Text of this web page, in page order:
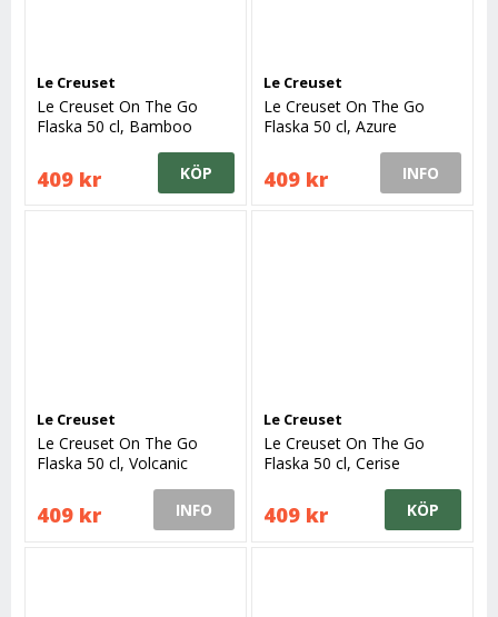
Le Creuset
Le Creuset On The Go
Flaska 50 cl, Bamboo
409 kr KÖP
Le Creuset
Le Creuset On The Go
Flaska 50 cl, Azure
409 kr INFO
Le Creuset
Le Creuset On The Go
Flaska 50 cl, Volcanic
409 kr INFO
Le Creuset
Le Creuset On The Go
Flaska 50 cl, Cerise
409 kr KÖP